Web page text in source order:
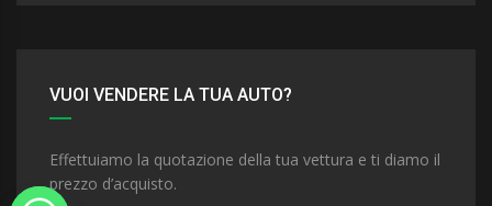
VUOI VENDERE LA TUA AUTO?
Effettuiamo la quotazione della tua vettura e ti diamo il
prezzo d’acquisto.